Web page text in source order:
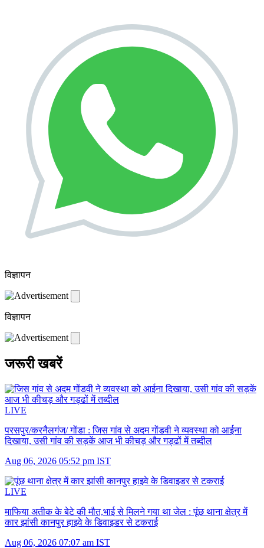
विज्ञापन
विज्ञापन
जरूरी खबरें
LIVE
परसपुर/करनैलगंज/ गोंडा : जिस गांव से अदम गोंडवी ने व्यवस्था को आईना
दिखाया, उसी गांव की सड़कें आज भी कीचड़ और गड्ढों में तब्दील
Aug 06, 2026 05:52 pm IST
LIVE
माफिया अतीक के बेटे की मौत,भाई से मिलने गया था जेल : पूंछ थाना क्षेत्र में
कार झांसी कानपुर हाइवे के डिवाइडर से टकराई
Aug 06, 2026 07:07 am IST